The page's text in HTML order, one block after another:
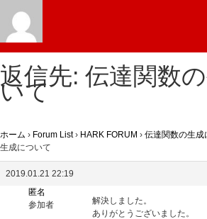
返信先: 伝達関数
いて
ホーム › Forum List › HARK FORUM › 伝達関数の生成
生成について
2019.01.21 22:19
匿名
参加者
解決しました。
ありがとうございました。